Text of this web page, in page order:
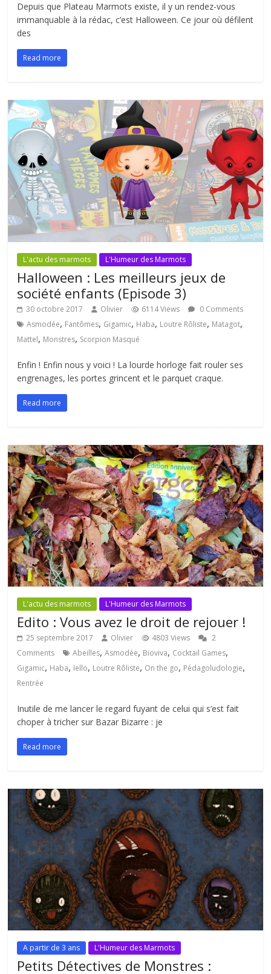
Depuis que Plateau Marmots existe, il y un rendez-vous
immanquable à la rédac, c’est Halloween. Ce jour où défilent
des
Read more
L'actu des marmots L'Humeur des Marmots
Halloween : Les meilleurs jeux de
société enfants (Episode 3)
30 octobre 2017 Olivier 6114 Views
0 Comments
Asmodée, Fantômes, Gigamic, Haba, Loutre Rôliste, Matagot,
Mattel, Monstres, Scorpion Masqué
Enfin ! Enfin nous y voici ! La lourde horloge fait rouler ses
engrenages, les portes grincent et le parquet craque.
Read more
L'actu des marmots L'Humeur des Marmots
Edito : Vous avez le droit de rejouer !
25 septembre 2017 Olivier 4803 Views
2
Comments
Abeilles,Asmodée, Bioviva, Cocktail Games,
Gigamic, Haba, Iello, Loutre Rôliste, On the go, Pédagoludologie,
Rentrée
Inutile de me lancer le regard fuyant de celui qui s’est fait
choper à tricher sur Bazar Bizarre : je
Read more
A partir de 3 ans L'Humeur des Marmots
Petits Détectives de Monstres :